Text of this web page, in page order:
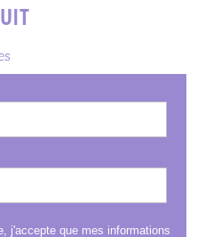
j'accepte que mes informations